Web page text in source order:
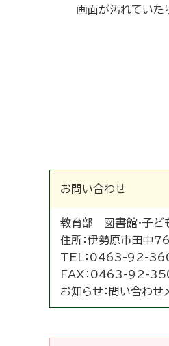
画面が汚れていた
お問い合わせ
教育部 図書館・子
住所：伊勢原市田中
TEL： 0463-92-
FAX： 0463-92-
お知らせ： 問い合わせ